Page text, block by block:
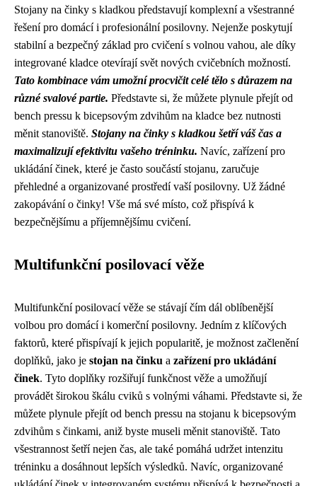
Stojany na činky s kladkou představují komplexní a všestranné
řešení pro domácí i profesionální posilovny. Nejenže poskytují
stabilní a bezpečný základ pro cvičení s volnou vahou, ale díky
integrované kladce otevírají svět nových cvičebních možností.
Tato kombinace vám umožní procvičit celé tělo s důrazem na
různé svalové partie. Představte si, že můžete plynule přejít od
bench pressu k bicepsovým zdvihům na kladce bez nutnosti
měnit stanoviště. Stojany na činky s kladkou šetří váš čas a
maximalizují efektivitu vašeho tréninku. Navíc, zařízení pro
ukládání činek, které je často součástí stojanu, zaručuje
přehledné a organizované prostředí vaší posilovny. Už žádné
zakopávání o činky! Vše má své místo, což přispívá k
bezpečnějšímu a příjemnějšímu cvičení.
Multifunkční posilovací věže
Multifunkční posilovací věže se stávají čím dál oblíbenější
volbou pro domácí i komerční posilovny. Jedním z klíčových
faktorů, které přispívají k jejich popularitě, je možnost začlenění
doplňků, jako je stojan na činku a zařízení pro ukládání
činek. Tyto doplňky rozšiřují funkčnost věže a umožňují
provádět širokou škálu cviků s volnými váhami. Představte si, že
můžete plynule přejít od bench pressu na stojanu k bicepsovým
zdvihům s činkami, aniž byste museli měnit stanoviště. Tato
všestrannost šetří nejen čas, ale také pomáhá udržet intenzitu
tréninku a dosáhnout lepších výsledků. Navíc, organizované